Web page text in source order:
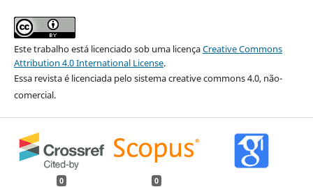
Este trabalho está licenciado sob uma licençaCreative Commons
Attribution 4.0 International License.
Essa revista é licenciada pelo sistema creative commons 4.0, não-
comercial.
0 0